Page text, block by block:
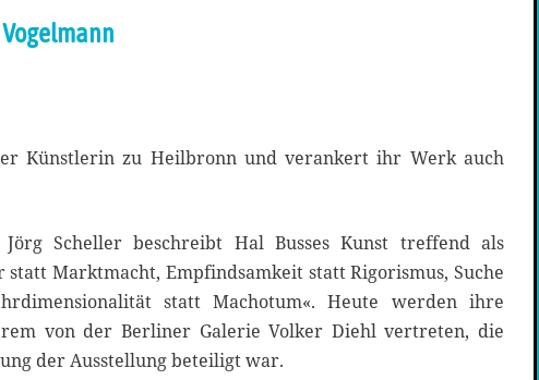
Künstlerin zu Heilbronn und verankert ihr Werk auch
Scheller beschreibt Hal Busses Kunst treffend als
statt Marktmacht, Empfindsamkeit statt Rigorismus, Suche
statt Machotum«. Heute werden ihre
von der Berliner Galerie Volker Diehl vertreten, die
der Ausstellung beteiligt war.